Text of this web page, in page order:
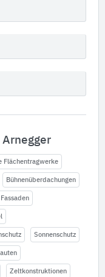
Arnegger
Flächentragwerke
Bühnenüberdachungen
Sonnenschutz
Zeltkonstruktionen